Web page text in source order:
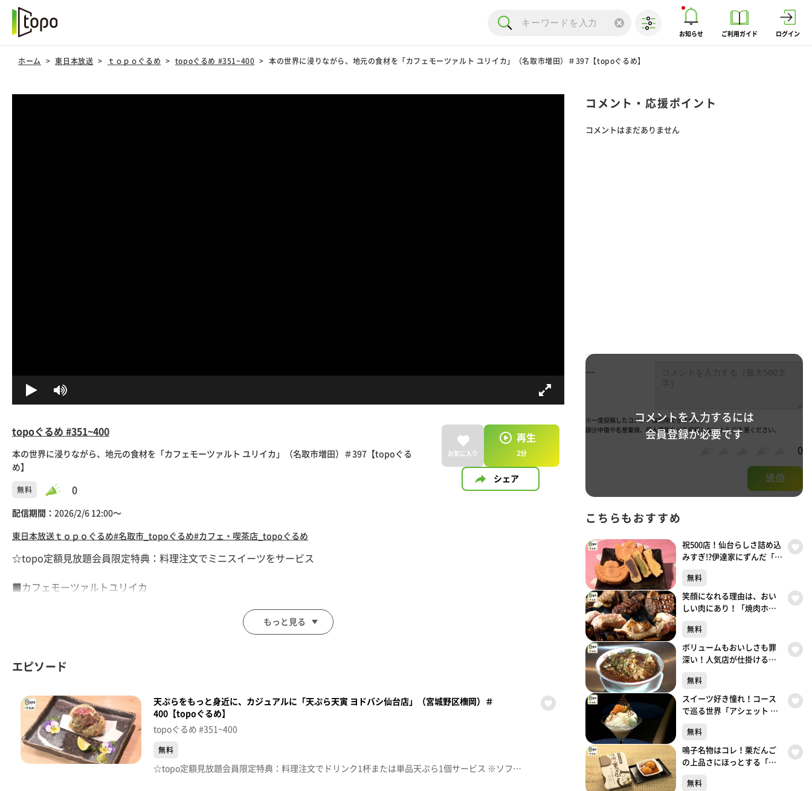
お知らせ ご利用ガイド ログイン
ホーム 東日本放送 ｔｏｐｏぐるめ topoぐるめ #351~400 本の世界に浸りながら、地元の食材を「カフェモーツァルト ユリイカ」（名取市増田）＃397【topoぐるめ】
topoぐるめ #351~400
本の世界に浸りながら、地元の食材を「カフェモーツァルト ユリイカ」（名取市増田）＃397【topoぐる
め】
無料 0
配信期間： 2026/2/6 12:00〜
お気に入り
再生
2分
シェア
東日本放送 ｔｏｐｏぐるめ#名取市_topoぐるめ#カフェ・喫茶店_topoぐるめ
☆topo定額見放題会員限定特典：料理注文でミニスイーツをサービス
■カフェモーツァルトユリイカ
♪ルーズリーフ Ｈｉｌｃｒｈｙｍｅ
※特典をご利用の際は、topoにログインをしてトップ画面をご注文の前にお店の方にお見せください。
（トップ画面上部、ユーザ名と一緒に表示されている「定額見放題会員」を提示）
※紹介した店舗情報は変更している場合があります。
※紹介した商品は取り扱いが終了している場合があります。
番組HP（https://www.khb-tv.co.jp/topogurume/）
もっと見る
エピソード
天ぷらをもっと身近に、カジュアルに「天ぷら天寅 ヨドバシ仙台店」（宮城野区榴岡）＃
400【topoぐるめ】
topoぐるめ #351~400
無料
☆topo定額見放題会員限定特典：料理注文でドリンク1杯または単品天ぷら1個サービス ※ソフトドリンクもしくはアルコール■天ぷら天寅 ヨドバシ仙台店【住所】宮城県仙台市宮城野区榴岡1-3-1 ヨドバシ仙台第1ビル 1階【電話番号】022-352-4557【営業時間】日･月~木 11:00~23:00 ※金･土･祝前日は24:00まで【定休日】不定休♪ＢＹＥ ＢＹＥ ＭＲ. ＭＵＧ ｔｈｅ ｂｒｉｌｌｉａｎｔ ｇｒｅｅｎ※特典をご利用の際は、topoにログインをしてトップ画面をご注文の前にお店の方にお見せください。（トップ画面上部、ユーザ名と一緒に表示されている「定額見放題会員」を提示）※紹介した店舗情報は変更している場合があります。※紹介した商品は取り扱いが終了している場合があります。番組HP（https://www.khb-tv.co.jp/topogurume/）
コメント・応援ポイント
コメントはまだありません
コメントを入力するには
会員登録が必要です
---
※一度投稿したコメントは削除できません。
誹謗中傷や名誉棄損、個人情報などを投稿しないようご注 意ください。
0
送信
こちらもおすすめ
祝500店！仙台らしさ詰め込
みすぎ!?伊達家にずんだ「ち
内）#500【topoぐるめ】
無料
笑顔になれる理由は、おい
しい肉にあり！「焼肉ホル
分町）#499【topoぐるめ】
無料
ボリュームもおいしさも罪
深い！人気店が仕掛ける背
区大町）#498【topoぐる
め】
無料
スイーツ好き憧れ！コース
で巡る世界「アシェット デ
分町）#497【topoぐるめ】
無料
鳴子名物はコレ！栗だんご
の上品さにほっとする「餅
湯元）#496【topoぐるめ】
無料